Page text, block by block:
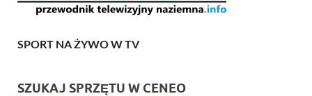
SPORT NA ŻYWO W TV
SZUKAJ SPRZĘTU W CENEO